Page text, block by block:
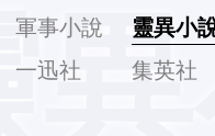
異
軍事小說 靈異小
一迅社 集英社